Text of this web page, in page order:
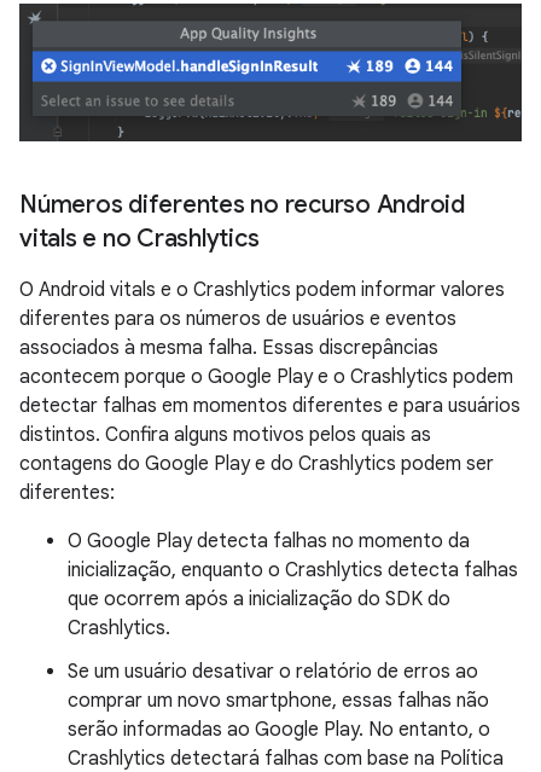
Números diferentes no recurso Android
vitals e no Crashlytics
O Android vitals e o Crashlytics podem informar valores
diferentes para os números de usuários e eventos
associados à mesma falha. Essas discrepâncias
acontecem porque o Google Play e o Crashlytics podem
detectar falhas em momentos diferentes e para usuários
distintos. Confira alguns motivos pelos quais as
contagens do Google Play e do Crashlytics podem ser
diferentes:
O Google Play detecta falhas no momento da
inicialização, enquanto o Crashlytics detecta falhas
que ocorrem após a inicialização do SDK do
Crashlytics.
Se um usuário desativar o relatório de erros ao
comprar um novo smartphone, essas falhas não
serão informadas ao Google Play. No entanto, o
Crashlytics detectará falhas com base na Política